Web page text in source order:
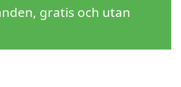
gratis och utan